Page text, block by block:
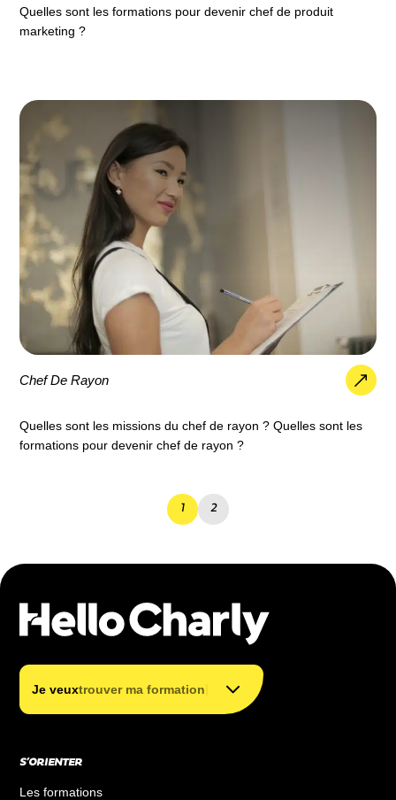
Quelles sont les formations pour devenir chef de produit
marketing ?
Chef De Rayon
Quelles sont les missions du chef de rayon ? Quelles sont les
formations pour devenir chef de rayon ?
1 2
Je veuxtrouver ma formation
trouver mon métier
financer ma formation
S’ORIENTER
Les formations